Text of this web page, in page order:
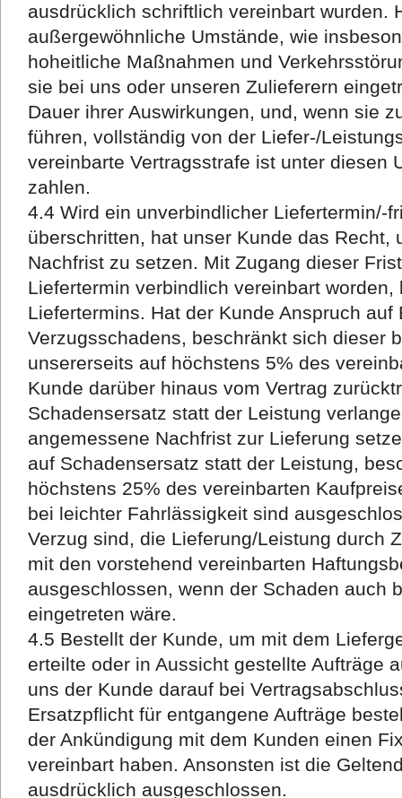
ausdrücklich schriftlich vereinbart wurden.
außergewöhnliche Umstände, wie
hoheitliche Maßnahmen und
sie bei uns oder unseren Zulieferern
Dauer ihrer Auswirkungen, und, wenn sie
führen, vollständig von der Liefer-/
vereinbarte Vertragsstrafe ist unter diesen
zahlen.
4.4 Wird ein unverbindlicher Liefertermin/-
überschritten, hat unser Kunde das Recht,
Nachfrist zu setzen. Mit Zugang dieser
Liefertermin verbindlich vereinbart worden,
Liefertermins. Hat der Kunde Anspruch auf
Verzugsschadens, beschränkt sich dieser
unsererseits auf höchstens 5% des
Kunde darüber hinaus vom Vertrag
Schadensersatz statt der Leistung
angemessene Nachfrist zur Lieferung
auf Schadensersatz statt der Leistung,
höchstens 25% des vereinbarten
bei leichter Fahrlässigkeit sind
Verzug sind, die Lieferung/Leistung durch
mit den vorstehend vereinbarten
ausgeschlossen, wenn der Schaden auch
eingetreten wäre.
4.5 Bestellt der Kunde, um mit dem
erteilte oder in Aussicht gestellte Aufträge
uns der Kunde darauf bei
Ersatzpflicht für entgangene Aufträge
der Ankündigung mit dem Kunden einen
vereinbart haben. Ansonsten ist die
ausdrücklich ausgeschlossen.